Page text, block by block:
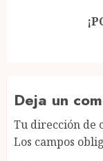
Deja un
Tu dirección de
Los campos